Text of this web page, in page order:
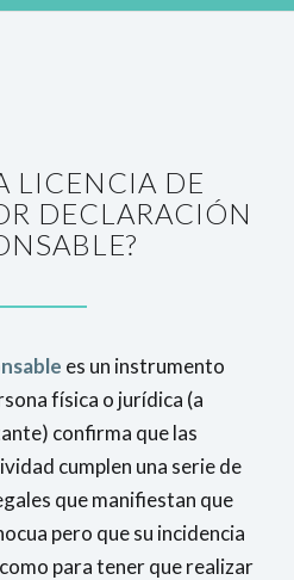
LICENCIA DE
DECLARACIÓN
es un instrumento
física o jurídica (a
confirma que las
cumplen una serie de
que manifiestan que
pero que su incidencia
para tener que realizar